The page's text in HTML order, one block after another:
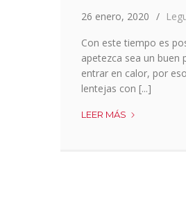
26 enero, 2020
Con este tiempo es
apetezca sea un buen
entrar en calor, por
lentejas con [...]
LEER MÁS